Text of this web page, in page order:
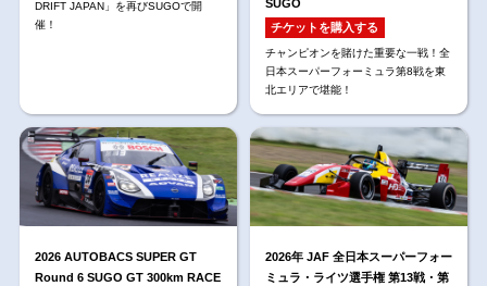
DRIFT JAPAN」を再びSUGOで開
催！
SUGO
チケットを購入する
チャンピオンを賭けた重要な一戦！全
日本スーパーフォーミュラ第8戦を東
北エリアで堪能！
2026 AUTOBACS SUPER GT
Round 6 SUGO GT 300km RACE
2026年 JAF 全日本スーパーフォー
ミュラ・ライツ選手権 第13戦・第